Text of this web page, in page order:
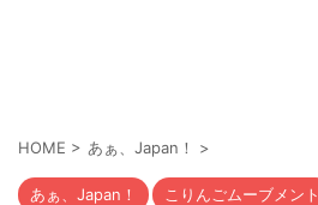
HOME > あぁ、Japan！ >
あぁ、Japan！ こりんごムーブメント